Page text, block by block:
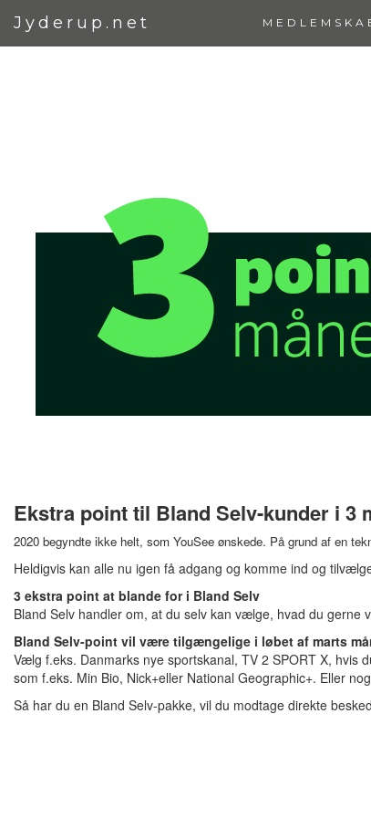
Jyderup.net
Ekstra point til Bland Selv-kunder i 3
2020 begyndte ikke helt, som YouSee ønskede. På grund af en
Heldigvis kan alle nu igen få adgang og komme ind og
3 ekstra point at blande for i Bland Selv
Bland Selv handler om, at du selv kan vælge, hvad du gerne
Bland Selv-point vil være tilgængelige i løbet af marts
Vælg f.eks. Danmarks nye sportskanal, TV 2 SPORT X, hvis
som f.eks. Min Bio, Nick+eller National Geographic+. Eller
Så har du en Bland Selv-pakke, vil du modtage direkte